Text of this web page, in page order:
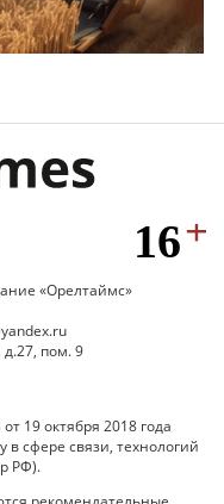
«Орелтаймс»
д.27, пом. 9
19 октября 2018 года
сфере связи, технологий
РФ).